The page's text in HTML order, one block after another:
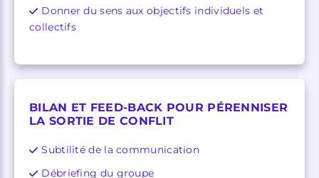
Donner du sens aux objectifs individuels et
collectifs
BILAN ET FEED-BACK POUR PÉRENNISER
LA SORTIE DE CONFLIT
Subtilité de la communication
Débriefing du groupe